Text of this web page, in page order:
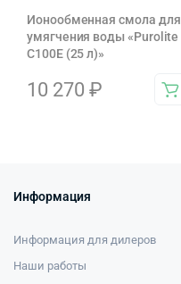
Ионообменная смола для
умягчения воды «Purolite
C100E (25 л)»
10 270 ₽
Информация
Информация для дилеров
Наши работы